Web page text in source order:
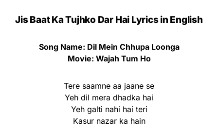
Jis Baat Ka Tujhko Dar Hai Lyrics in English
Song Name: Dil Mein Chhupa Loonga
Movie: Wajah Tum Ho
Tere saamne aa jaane se
Yeh dil mera dhadka hai
Yeh galti nahi hai teri
Kasur nazar ka hain